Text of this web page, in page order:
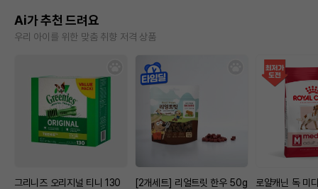
Ai가 추천 드려요
우리 아이를 위한 맞춤 취향 저격 상품
그리니즈 오리지널 티니 130
[2개세트] 리얼트릿 한우 50g
로얄캐닌 독 미